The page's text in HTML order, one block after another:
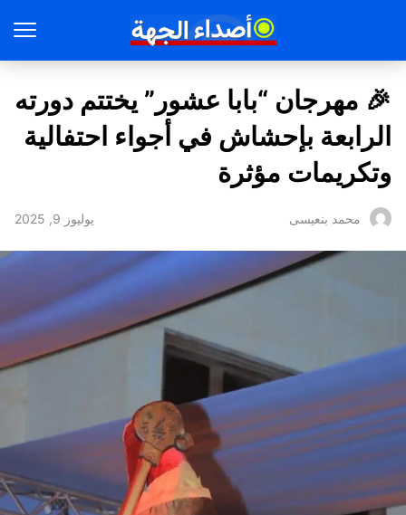
🎉 مهرجان “بابا عشور” يختتم دورته
الرابعة بإحشاش في أجواء احتفالية
وتكريمات مؤثرة
محمد بنعيسى يوليوز 9, 2025